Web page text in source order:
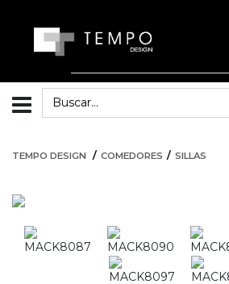
TEMPO DESIGN COMEDORES SILLAS